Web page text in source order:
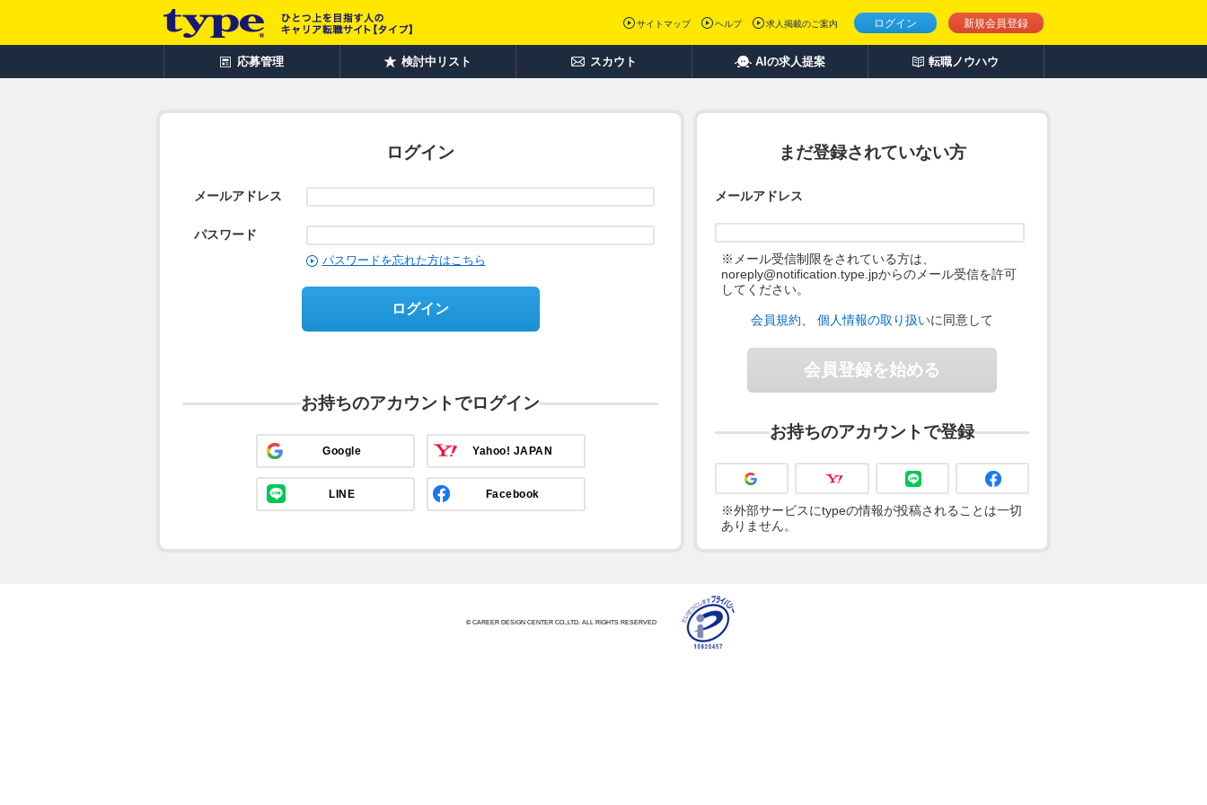
ログイン 新規会員登録
サイトマップ ヘルプ 求人掲載のご案内
応募管理 検討中リスト スカウト AIの求人提案 転職ノウハウ
ログイン
メールアドレス
パスワード
パスワードを忘れた方はこちら
ログイン
お持ちのアカウントでログイン
Google Yahoo! JAPAN
LINE Facebook
まだ登録されていない方
メールアドレス
※メール受信制限をされている方は、
noreply@notification.type.jpからのメール受信を許可
してください。
会員規約 個人情報の取り扱いに同意して
会員登録を始める
お持ちのアカウントで登録
※外部サービスにtypeの情報が投稿されることは一切
ありません。
© CAREER DESIGN CENTER CO.,LTD. ALL RIGHTS RESERVED